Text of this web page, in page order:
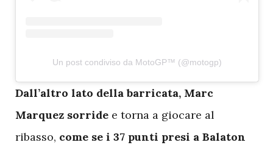
Un post condiviso da MotoGP™ (@motogp)
Dall’altro lato della barricata, Marc
Marquez sorride e torna a giocare al
ribasso, come se i 37 punti presi a Balaton